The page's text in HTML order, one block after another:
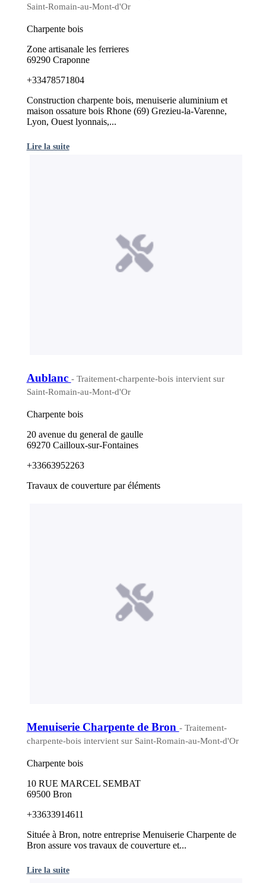
Saint-Romain-au-Mont-d'Or
Charpente bois
Zone artisanale les ferrieres
69290 Craponne
+33478571804
Construction charpente bois, menuiserie aluminium et
maison ossature bois Rhone (69) Grezieu-la-Varenne,
Lyon, Ouest lyonnais,...
Lire la suite
Aublanc - Traitement-charpente-bois intervient sur
Saint-Romain-au-Mont-d'Or
Charpente bois
20 avenue du general de gaulle
69270 Cailloux-sur-Fontaines
+33663952263
Travaux de couverture par éléments
Menuiserie Charpente de Bron - Traitement-
charpente-bois intervient sur Saint-Romain-au-Mont-d'Or
Charpente bois
10 RUE MARCEL SEMBAT
69500 Bron
+33633914611
Située à Bron, notre entreprise Menuiserie Charpente de
Bron assure vos travaux de couverture et...
Lire la suite